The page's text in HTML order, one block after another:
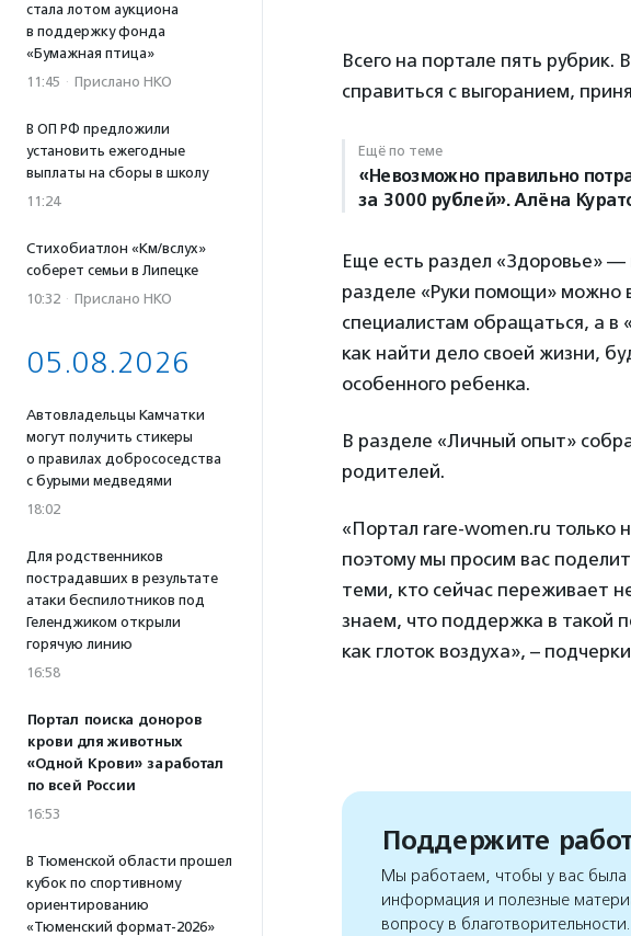
стала лотом аукциона
в поддержку фонда
«Бумажная птица»
11:45 · Прислано НКО
В ОП РФ предложили
установить ежегодные
выплаты на сборы в школу
11:24
Стихобиатлон «Км/вслух»
соберет семьи в Липецке
10:32 · Прислано НКО
05.08.2026
Автовладельцы Камчатки
могут получить стикеры
о правилах добрососедства
с бурыми медведями
18:02
Для родственников
пострадавших в результате
атаки беспилотников под
Геленджиком открыли
горячую линию
16:58
Портал поиска доноров
крови для животных
«Одной Крови» заработал
по всей России
16:53
В Тюменской области прошел
кубок по спортивному
ориентированию
«Тюменский формат-2026»
Всего на портале пять
справиться с выгоранием,
Ещё по теме
«Невозможно правильно
за 3000 рублей». Алёна
Еще есть раздел «Здоровье»
разделе «Руки помощи» можно
специалистам обращаться, а в
как найти дело своей жизни,
особенного ребенка.
В разделе «Личный опыт»
родителей.
«Портал rare-women.ru только
поэтому мы просим вас
теми, кто сейчас переживает
знаем, что поддержка в такой
как глоток воздуха», –
Поддержите
Мы работаем, чтобы у вас была
информация и полезные
вопросу в